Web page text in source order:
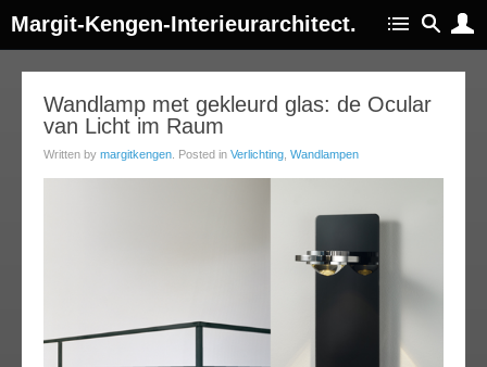
Margit-Kengen-Interieurarchitect.
Wandlamp met gekleurd glas: de Ocular
van Licht im Raum
Written by margitkengen . Posted in Verlichting Wandlampen